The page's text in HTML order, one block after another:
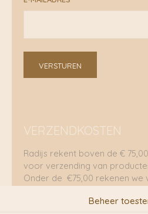
Beheer
VERSTUREN
VERZENDKOSTEN
Radijs rekent boven de €
voor verzending van
Onder de €75,00 rekenen we